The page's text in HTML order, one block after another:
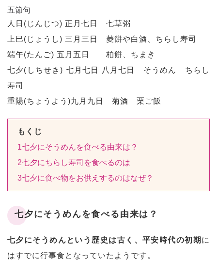
五節句
人日(じんじつ) 正月七日 七草粥
上巳(じょうし) 三月三日 菱餅や白酒、ちらし寿司
端午(たんご) 五月五日 柏餅、ちまき
七夕(しちせき) 七月七日 八月七日 そうめん ちらし
寿司
重陽(ちょうよう)九月九日 菊酒 栗ご飯
もくじ
1七夕にそうめんを食べる由来は？
2七夕にちらし寿司を食べるのは
3七夕に食べ物をお供えするのはなぜ？
七夕にそうめんを食べる由来は？
七夕にそうめんという歴史は古く、平安時代の初期 に
はすでに行事食となっていたようです。